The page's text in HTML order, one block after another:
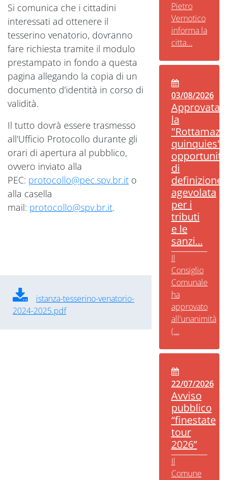
Si comunica che i cittadini
interessati ad ottenere il
tesserino venatorio, dovranno
fare richiesta tramite il modulo
prestampato in fondo a questa
pagina allegando la copia di un
documento d’identità in corso di
validità.
Il tutto dovrà essere trasmesso
all'Ufficio Protocollo durante gli
orari di apertura al pubblico,
ovvero inviato alla
PEC: protocollo@pec.spv.br.it o
alla casella
mail: protocollo@spv.br.it.
istanza-tesserino-venatorio-
2024-2025.pdf
Pietro
Vernotico
informa la
citta...
03/08/2026
Approvata
la
quinquies":
opportunità
di
definizione
agevolata
per i
tributi
e le
sanzi...
Il
Consiglio
Comunale
ha
approvato
all'unanimità
(...
22/07/2026
Avviso
pubblico
“finestate
tour
2026”
Il
Comune